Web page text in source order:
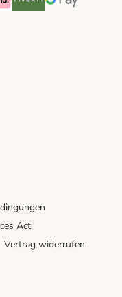
Method
Payment Method
Riverty Payment Method
Google Pay
Act
Vertrag widerrufen